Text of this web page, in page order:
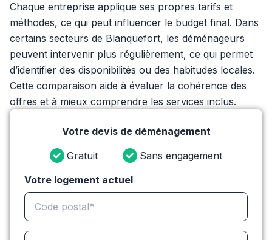
Chaque entreprise applique ses propres tarifs et
méthodes, ce qui peut influencer le budget final. Dans
certains secteurs de Blanquefort, les déménageurs
peuvent intervenir plus régulièrement, ce qui permet
d’identifier des disponibilités ou des habitudes locales.
Cette comparaison aide à évaluer la cohérence des
offres et à mieux comprendre les services inclus.
Votre devis de déménagement
Gratuit
Sans engagement
Votre logement actuel